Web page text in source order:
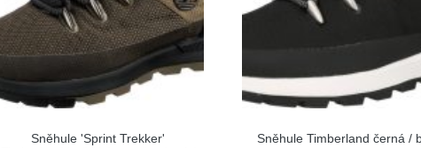
Sněhule 'Sprint Trekker'
Sněhule Timberland černá /